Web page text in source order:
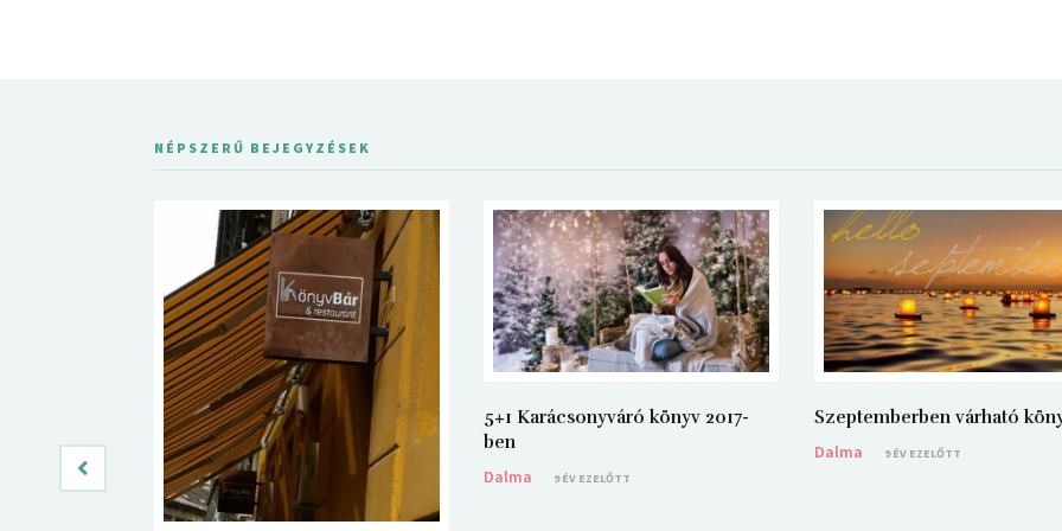
NÉPSZERŰ BEJEGYZÉSEK
5+1 Karácsonyváró könyv 2017-
ben
Dalma
9 ÉV EZELŐTT
Szeptemberben várható
Dalma
9 ÉV EZELŐTT